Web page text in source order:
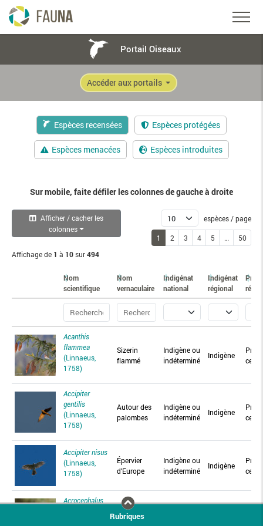
Portail Oiseaux
Accéder aux portails
Espèces recensées Espèces protégées
Espèces menacées Espèces introduites
Sur mobile, faite défiler les colonnes de gauche à droite
Afficher / cacher les
colonnes
Affichage de 1 à 10sur494
espèces / page
1 2 3 4 5 … 50
Nom
scientifique
Nom
vernaculaire
Indigénat
national
Indigénat
régional
Acanthis
flammea
(Linnaeus,
1758)
Sizerin
flammé
Indigène ou
indéterminé
Indigène
Accipiter
gentilis
(Linnaeus,
1758)
Autour des
palombes
Indigène ou
indéterminé
Indigène
Accipiter nisus
(Linnaeus,
1758)
Épervier
d'Europe
Indigène ou
indéterminé
Indigène
Acrocephalus
Rousserolle
Rubriques